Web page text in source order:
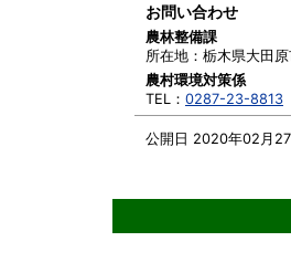
公開日 2020年02月27
お問い合わせ
農林整備課
所在地： 栃木県大田
農村環境対策係
TEL： 0287-23-8813